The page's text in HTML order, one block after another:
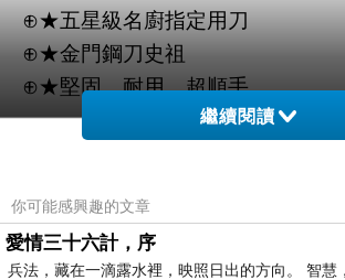
⊕★五星級名廚指定用刀
⊕★金門鋼刀史祖
⊕★堅固、耐用、超順手
★切刀＆#43;剁刀 各一把
繼續閱讀
你可能感興趣的文章
愛情三十六計，序
兵法，藏在一滴露水裡，映照日出的方向。 智慧